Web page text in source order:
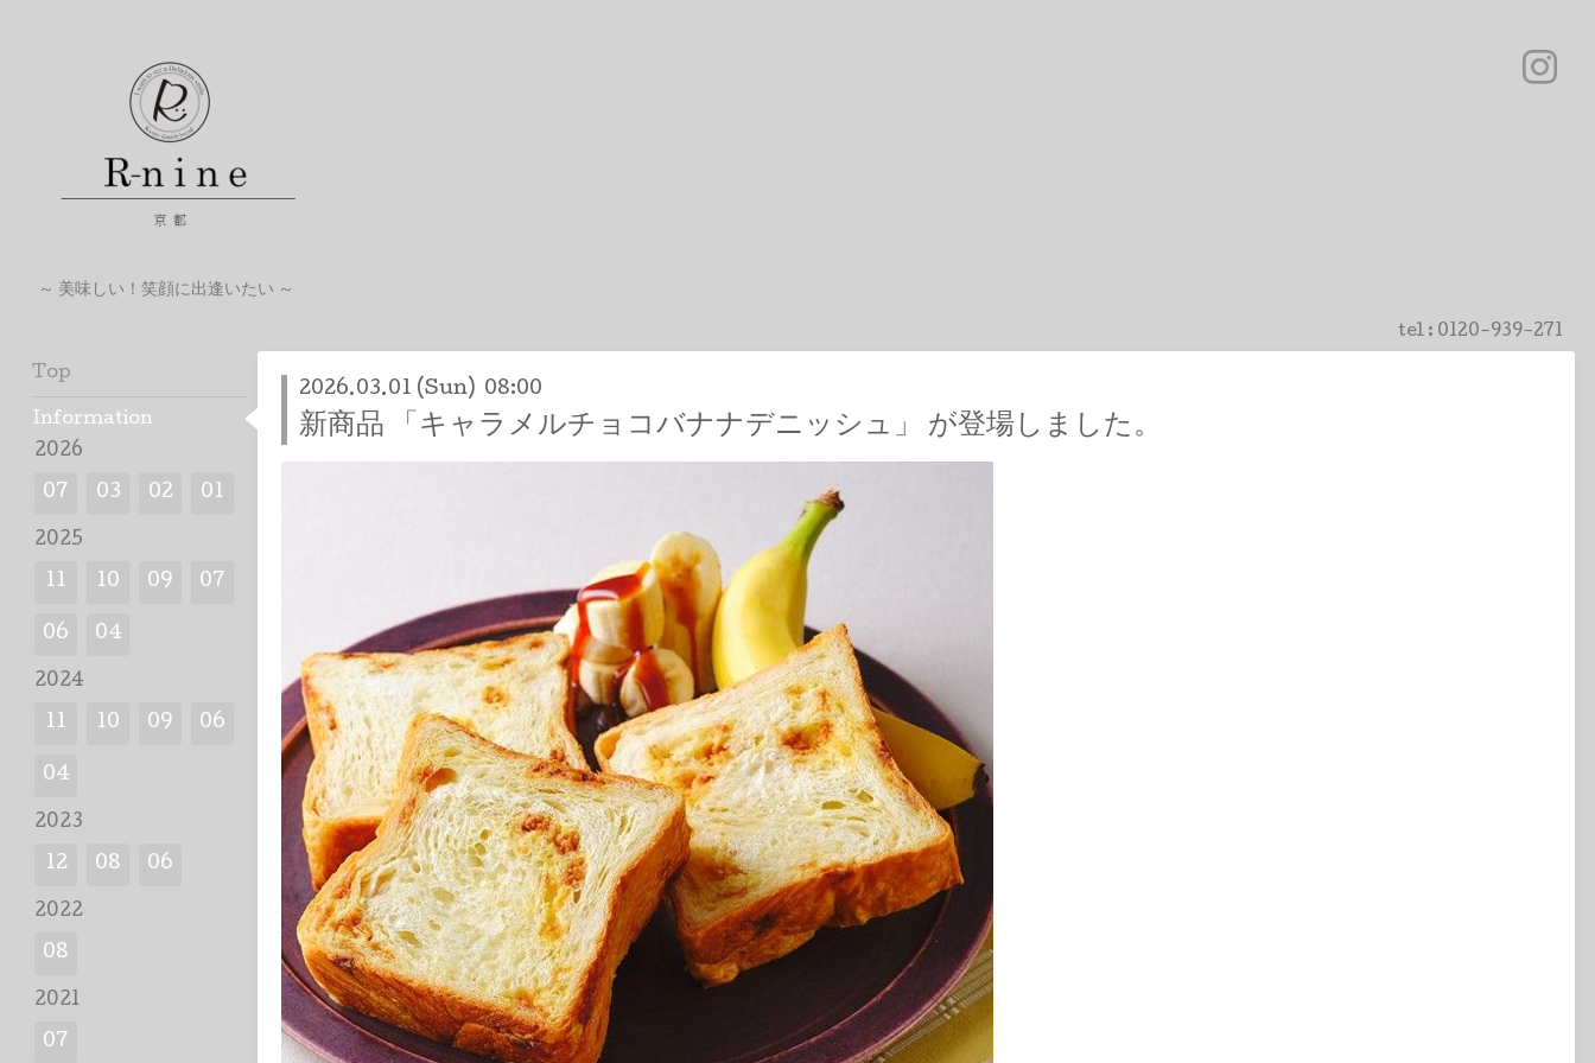
～ 美味しい！笑顔に出逢いたい ～
tel : 0120-939-271
2026.03.01 (Sun) 08:00
新商品 「キャラメルチョコバナナデニッシュ」 が登場しました。
Top
Information
2026
07 03 02 01
2025
11 10 09 07
06 04
2024
11 10 09 06
04
2023
12 08 06
2022
08
2021
07